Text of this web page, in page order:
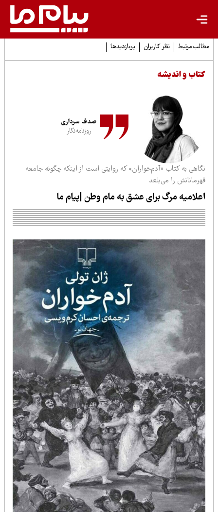
مرتبط نظر کاربران پربازدیدها
و اندیشه
صدف سرداری
روزنامه‌نگار
به کتاب «آدم‌خواران» که روایتی است از اینکه چگونه جامعه
را می‌بلعد
مرگ برای عشق به مام وطن |پیام ما